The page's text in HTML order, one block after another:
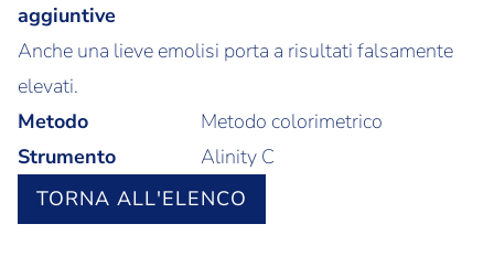
aggiuntive
Anche una lieve emolisi porta a risultati falsamente
elevati.
Metodo
Metodo colorimetrico
Strumento
Alinity C
TORNA ALL'ELENCO